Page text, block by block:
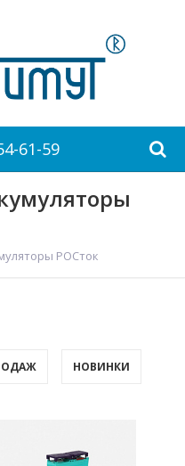
61-59
РОСток
НОВИНКИ